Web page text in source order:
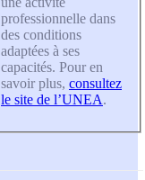
professionnelle dans
des conditions
adaptées à ses
capacités. Pour en
savoir plus, consultez
le site de l’UNEA.